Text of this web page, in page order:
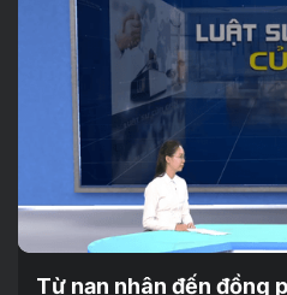
Từ nạn nhân đến đồng